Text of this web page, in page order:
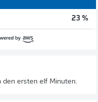
23 %
den ersten elf Minuten.